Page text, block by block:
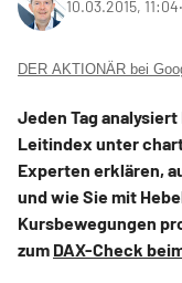
10.03.2015, 11:04‧
DER AKTIONÄR bei
Jeden Tag analysiert
Leitindex unter
Experten erklären,
und wie Sie mit
Kursbewegungen
zum DAX-Check